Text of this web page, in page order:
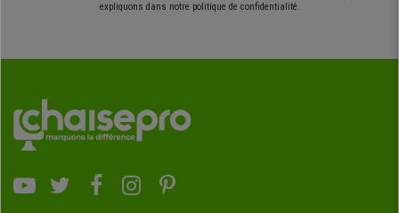
expliquons dans notre politique de confidentialité.